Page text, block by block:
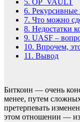
5. OP_VAULT
6. Рекурсивные
7. Что можно
8. Недостатки
9. UASF –
10. Впрочем,
11. Вывод
Биткоин — очень
менее, путем
претерпевать
этом отношении —